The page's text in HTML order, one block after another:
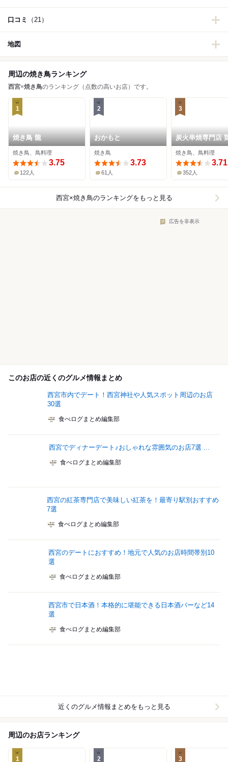
口コミ （21）
地図
周辺の焼き鳥ランキング
西宮×焼き鳥のランキング（点数の高いお店）です。
1
焼き鳥 龍
焼き鳥、鳥料理
3.75
122人
2
おかもと
焼き鳥
3.73
61人
3
炭火串焼専門店
焼き鳥、鳥料理
3.71
352人
西宮×焼き鳥のランキングをもっと見る
広告を非表示
このお店の近くのグルメ情報まとめ
西宮市内でデート！西宮神社や人気スポット周辺のお店
30選
食べログまとめ編集部
西宮でディナーデート♪おしゃれな雰囲気のお店7選 ...
食べログまとめ編集部
西宮の紅茶専門店で美味しい紅茶を！最寄り駅別おすすめ
7選
食べログまとめ編集部
西宮のデートにおすすめ！地元で人気のお店時間帯別10
選
食べログまとめ編集部
西宮市で日本酒！本格的に堪能できる日本酒バーなど14
選
食べログまとめ編集部
近くのグルメ情報まとめをもっと見る
周辺のお店ランキング
1 2 3